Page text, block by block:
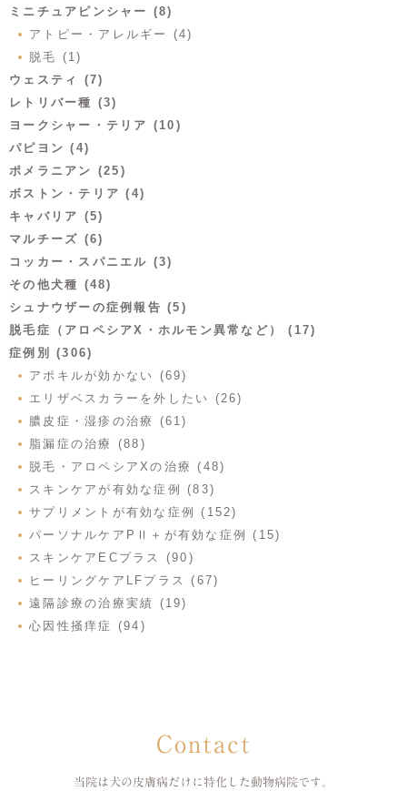
ミニチュアピンシャー (8)
アトピー・アレルギー (4)
脱毛 (1)
ウェスティ (7)
レトリバー種 (3)
ヨークシャー・テリア (10)
パピヨン (4)
ポメラニアン (25)
ボストン・テリア (4)
キャバリア (5)
マルチーズ (6)
コッカー・スパニエル (3)
その他犬種 (48)
シュナウザーの症例報告 (5)
脱毛症（アロペシアX・ホルモン異常など） (17)
症例別 (306)
アポキルが効かない (69)
エリザベスカラーを外したい (26)
膿皮症・湿疹の治療 (61)
脂漏症の治療 (88)
脱毛・アロペシアXの治療 (48)
スキンケアが有効な症例 (83)
サプリメントが有効な症例 (152)
パーソナルケアPⅡ＋が有効な症例 (15)
スキンケアECプラス (90)
ヒーリングケアLFプラス (67)
遠隔診療の治療実績 (19)
心因性掻痒症 (94)
Contact
当院は犬の皮膚病だけに特化した 動物病院です。